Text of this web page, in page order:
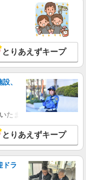
（仕分け・シール貼り
22:00〜翌5:00の深夜手
給与幅は経験・能力による
詳細を見る
ワーク
22:00〜翌5:00の深夜手
給与幅は経験・能力による
とりあえずキープ
、
たま市岩槻区・久喜市・
とりあえずキープ
ドラ